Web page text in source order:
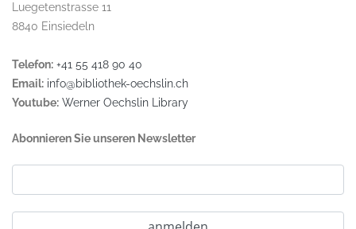
Luegetenstrasse 11
8840 Einsiedeln
Telefon: +41 55 418 90 40
Email: info@bibliothek-oechslin.ch
Youtube: Werner Oechslin Library
Abonnieren Sie unseren Newsletter